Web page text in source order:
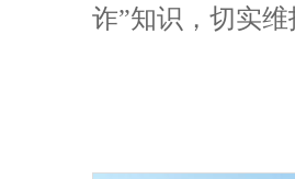
诈”知识，切实